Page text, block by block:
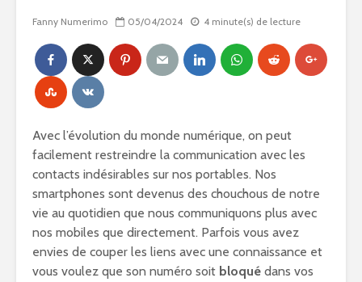
Fanny Numerimo 05/04/2024 4 minute(s) de lecture
Avec l’évolution du monde numérique, on peut
facilement restreindre la communication avec les
contacts indésirables sur nos portables. Nos
smartphones sont devenus des chouchous de notre
vie au quotidien que nous communiquons plus avec
nos mobiles que directement. Parfois vous avez
envies de couper les liens avec une connaissance et
vous voulez que son numéro soit bloqué dans vos